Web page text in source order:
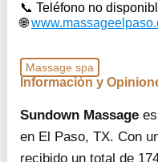
Teléfono no
Massage spa
Información y
Sundown Massage
en El Paso, TX. Con
recibido un total de